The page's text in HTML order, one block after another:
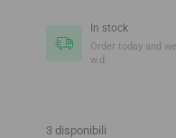
In stock
Order today and
w.d.
3 disponibili